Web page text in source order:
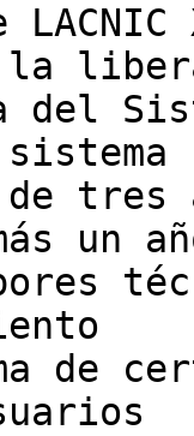
la
del
tres
un
de